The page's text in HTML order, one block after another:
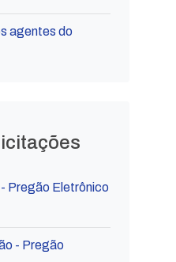
agentes do
Pregão Eletrônico
- Pregão